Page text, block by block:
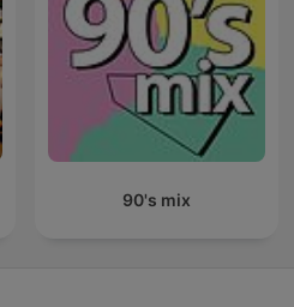
90's mix